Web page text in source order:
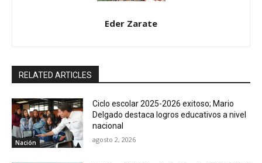
Eder Zarate
RELATED ARTICLES
Nación
Ciclo escolar 2025-2026 exitoso; Mario
Delgado destaca logros educativos a nivel
nacional
agosto 2, 2026